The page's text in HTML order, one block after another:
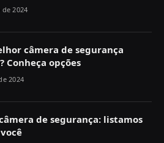
2024
câmera de segurança
Conheça opções
2024
de segurança: listamos